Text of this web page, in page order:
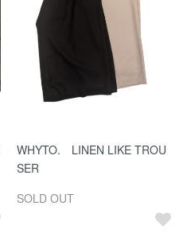
WHYTO. LINEN LIKE TROU
SER
SOLD OUT